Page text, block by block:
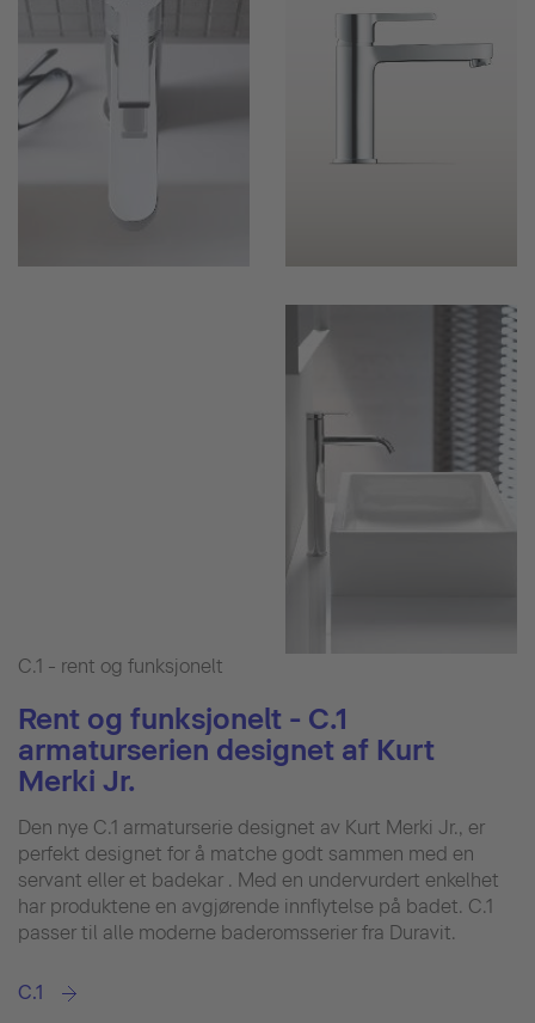
C.1 - rent og funksjonelt
Rent og funksjonelt - C.1
armaturserien designet af Kurt
Merki Jr.
Den nye C.1 armaturserie designet av Kurt Merki Jr., er
perfekt designet for å matche godt sammen med en
servant eller et badekar . Med en undervurdert enkelhet
har produktene en avgjørende innflytelse på badet. C.1
passer til alle moderne baderomsserier fra Duravit.
C.1